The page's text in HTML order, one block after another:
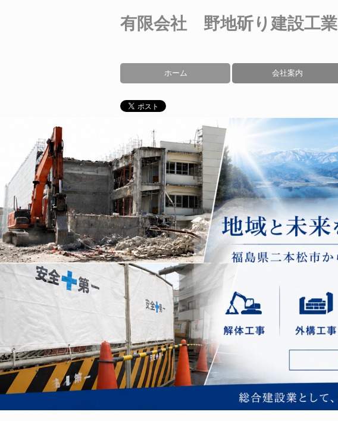
有限会社 野地斫り建設工業
ホーム 会社案内